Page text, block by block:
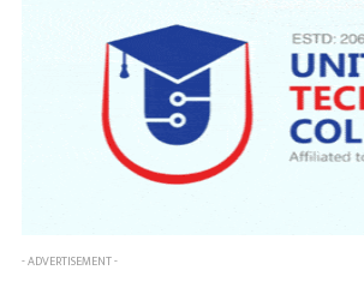
- ADVERTISEMENT -